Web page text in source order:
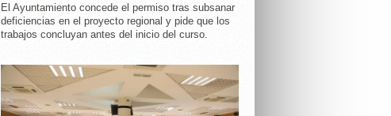
El Ayuntamiento concede el permiso tras subsanar
deficiencias en el proyecto regional y pide que los
trabajos concluyan antes del inicio del curso.